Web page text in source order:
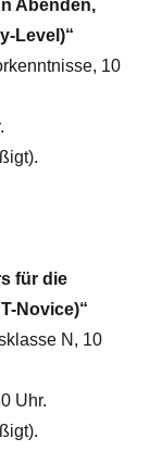
Abenden,
Level)“
10
für die
Novice)“
N, 10
Uhr.